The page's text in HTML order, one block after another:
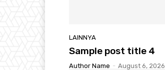
LAINNYA
Sample post title 4
Author Name - August 6, 2026